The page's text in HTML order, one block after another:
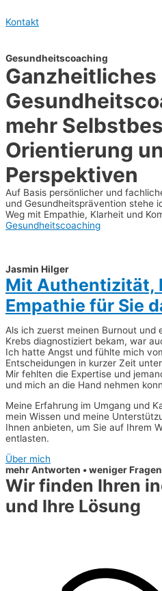
Inhalt
Kontakt
Gesundheitscoaching
Ganzheitliches
mehr
Orientierung
Perspektiven
Auf Basis persönlicher und
und Gesundheitsprävention stehe
Weg mit Empathie, Klarheit und
Gesundheitscoaching
Jasmin Hilger
Mit Authentizität,
Empathie für Sie
Als ich zuerst meinen Burnout und
Krebs diagnostiziert bekam, war
Ich hatte Angst und fühlte mich
Entscheidungen in kurzer Zeit
Mir fehlten die Expertise und
und mich an die Hand nehmen
Meine Erfahrung im Umgang und
mein Wissen und meine
Ihnen anbieten, um Sie auf Ihrem
entlasten.
Über mich
mehr Antworten • weniger Fragen
Wir finden Ihren
und Ihre Lösung